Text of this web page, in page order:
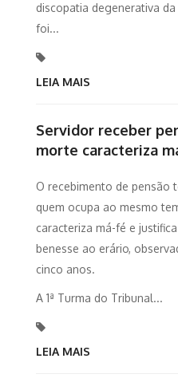
discopatia degenerativa
foi...
LEIA MAIS
Servidor receber
morte caracteriza
O recebimento de pensão
quem ocupa ao mesmo
caracteriza má-fé e
benesse ao erário,
cinco anos.
A 1ª Turma do Tribunal...
LEIA MAIS